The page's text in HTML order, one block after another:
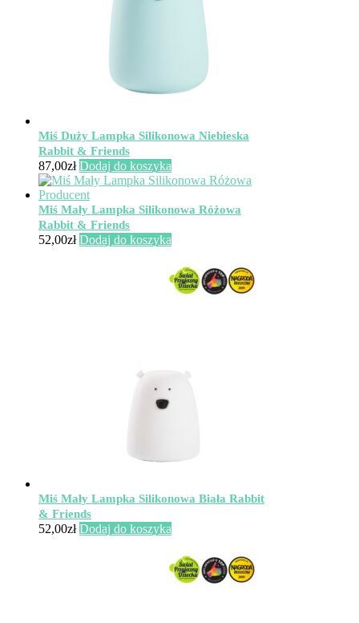
Miś Duży Lampka Silikonowa Niebieska
Rabbit & Friends
87,00zł Dodaj do koszyka
Miś Mały Lampka Silikonowa Różowa
Rabbit & Friends
52,00zł Dodaj do koszyka
Miś Mały Lampka Silikonowa Biała Rabbit
& Friends
52,00zł Dodaj do koszyka